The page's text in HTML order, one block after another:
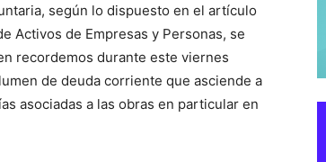
según lo dispuesto en el artículo
Activos de Empresas y Personas, se
recordemos durante este viernes
de deuda corriente que asciende a
asociadas a las obras en particular en